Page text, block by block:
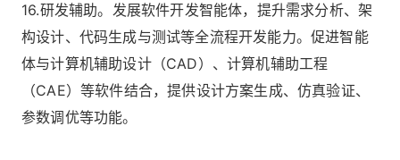
16.研发辅助。发展软件开发智能体，提升需求分析、架
构设计、代码生成与测试等全流程开发能力。促进智能
体与计算机辅助设计（CAD）、计算机辅助工程
（CAE）等软件结合，提供设计方案生成、仿真验证、
参数调优等功能。